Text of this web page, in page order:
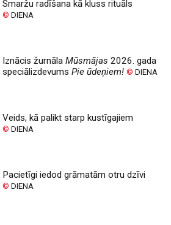
Smaržu radīšana kā kluss rituāls
© DIENA
Iznācis žurnālaMūsmājas 2026. gada
speciālizdevumsPie ūdeņiem! © DIENA
Veids, kā palikt starp kustīgajiem
© DIENA
Pacietīgi iedod grāmatām otru dzīvi
© DIENA